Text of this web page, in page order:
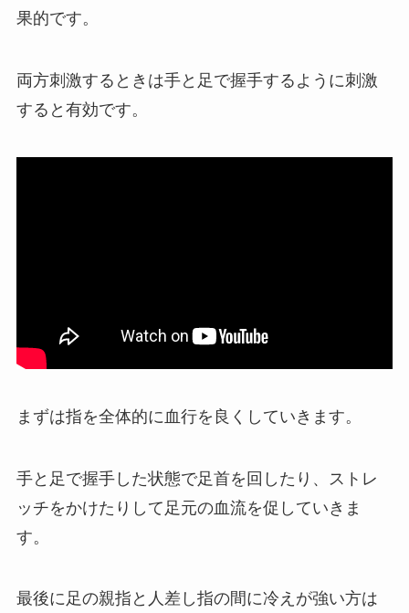
果的です。
両方刺激するときは手と足で握手するように刺激
すると有効です。
まずは指を全体的に血行を良くしていきます。
手と足で握手した状態で足首を回したり、ストレ
ッチをかけたりして足元の血流を促していきま
す。
最後に足の親指と人差し指の間に冷えが強い方は